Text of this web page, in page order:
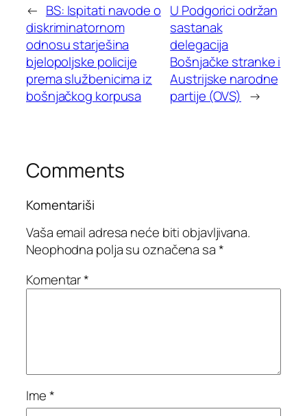
← BS: Ispitati navode o
diskriminatornom
odnosu starješina
bjelopoljske policije
prema službenicima iz
bošnjačkog korpusa
U Podgorici održan
sastanak
delegacija
Bošnjačke stranke i
Austrijske narodne
partije (OVS) →
Comments
Komentariši
Vaša email adresa neće biti objavljivana.
Neophodna polja su označena sa*
Komentar*
Ime*